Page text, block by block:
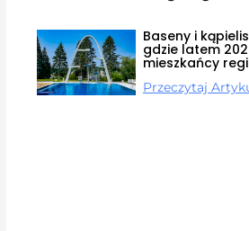
Baseny i
gdzie latem
mieszkańcy
Przeczytaj